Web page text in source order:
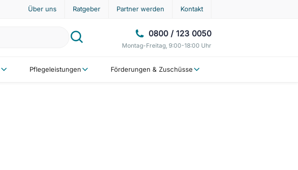
Über uns Ratgeber Partner werden Kontakt
0800 / 123 0050
Montag-Freitag, 9:00-18:00 Uhr
Pflegeleistungen Förderungen & Zuschüsse